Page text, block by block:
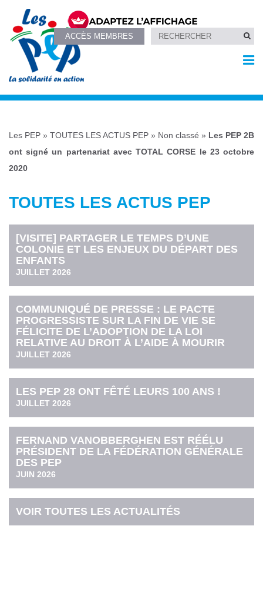
ACCÈS MEMBRES
Les PEP » TOUTES LES ACTUS PEP » Non classé » Les PEP 2B
ont signé un partenariat avec TOTAL CORSE le 23 octobre
2020
TOUTES LES ACTUS PEP
[VISITE] PARTAGER LE TEMPS D’UNE
COLONIE ET LES ENJEUX DU DÉPART DES
ENFANTS
JUILLET 2026
COMMUNIQUÉ DE PRESSE : LE PACTE
PROGRESSISTE SUR LA FIN DE VIE SE
FÉLICITE DE L’ADOPTION DE LA LOI
RELATIVE AU DROIT À L’AIDE À MOURIR
JUILLET 2026
LES PEP 28 ONT FÊTÉ LEURS 100 ANS !
JUILLET 2026
FERNAND VANOBBERGHEN EST RÉÉLU
PRÉSIDENT DE LA FÉDÉRATION GÉNÉRALE
DES PEP
JUIN 2026
VOIR TOUTES LES ACTUALITÉS